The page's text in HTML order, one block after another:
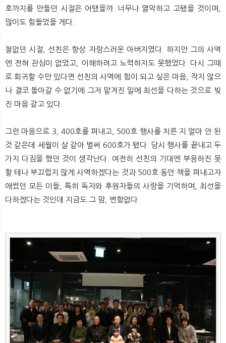
호까지를 만들던 시절은 어땠을까. 너무나 열악하고 고됐을 것이며,
많이도 힘들었을 게다.
철없던 시절, 선친은 항상 자랑스러운 아버지였다. 하지만 그의 사역
엔 전혀 관심이 없었고, 이해하려고 노력하지도 못했었다. 다시 그때
로 회귀할 수만 있다면 선친의 사역에 힘이 되고 싶은 마음, 작지 않으
나 결코 돌아갈 수 없기에 그저 맡겨진 일에 최선을 다하는 것으로 빚
진 마음 갚고 있다.
그런 마음으로 3, 400호를 펴내고, 500호 행사를 치른 지 얼마 안 된
것 같은데 세월이 살 같아 벌써 600호가 됐다. 당시 행사를 끝내고 두
가지 다짐을 했던 것이 생각난다. 여전히 선친의 기대엔 부응하진 못
할 테나 부끄럽지 않게 사역하겠다는 것과 500호 동안 책을 펴내고자
애썼던 모든 이들, 특히 독자와 후원자들의 사랑을 기억하며, 최선을
다하겠다는 것인데 지금도 그 맘, 변함없다.